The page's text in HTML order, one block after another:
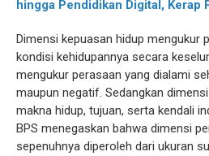
hingga Pendidikan Digital, Kerap
Dimensi kepuasan hidup mengukur
kondisi kehidupannya secara
mengukur perasaan yang dialami
maupun negatif. Sedangkan
makna hidup, tujuan, serta kendali
BPS menegaskan bahwa dimensi
sepenuhnya diperoleh dari ukuran